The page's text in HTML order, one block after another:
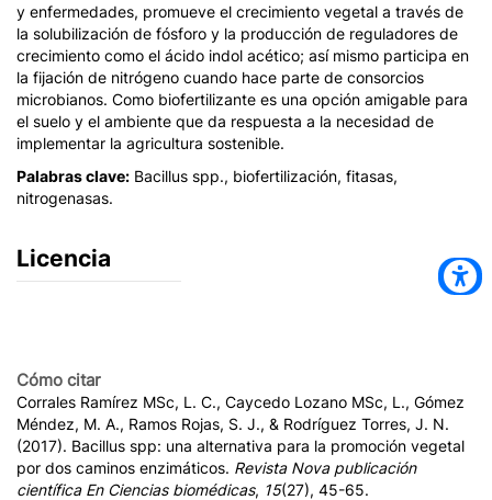
y enfermedades, promueve el crecimiento vegetal a través de
la solubilización de fósforo y la producción de reguladores de
crecimiento como el ácido indol acético; así mismo participa en
la fijación de nitrógeno cuando hace parte de consorcios
microbianos. Como biofertilizante es una opción amigable para
el suelo y el ambiente que da respuesta a la necesidad de
implementar la agricultura sostenible.
Palabras clave: Bacillus spp., biofertilización, fitasas,
nitrogenasas.
Licencia
Cómo citar
Corrales Ramírez MSc, L. C., Caycedo Lozano MSc, L., Gómez
Méndez, M. A., Ramos Rojas, S. J., & Rodríguez Torres, J. N.
(2017). Bacillus spp: una alternativa para la promoción vegetal
por dos caminos enzimáticos. Revista Nova publicación
científica En Ciencias biomédicas, 15(27), 45-65.